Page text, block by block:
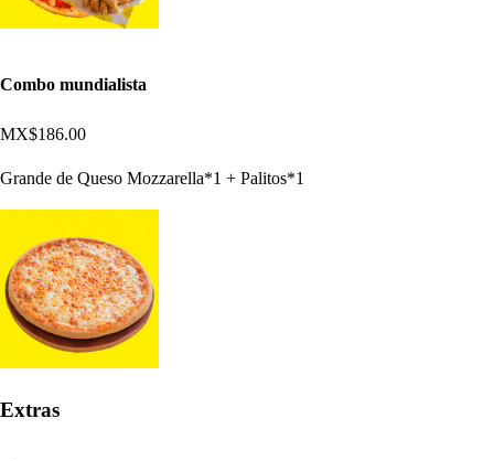
Combo mundialista
MX$186.00
Grande de Queso Mozzarella*1 + Palitos*1
Extras